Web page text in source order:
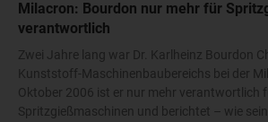
Milacron: Bourdon nur mehr für
verantwortlich
Zwei Jahre lang war Dr. Karlheinz Bourdon
Kunststoff-Maschinenbaubereichs bei der
Oktober 2006 ist er nur mehr verantwortlich
Spritzgießmaschinen und berichtet – wie